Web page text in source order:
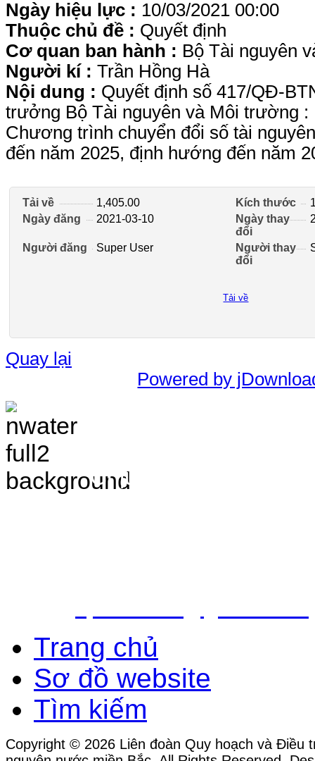
Ngày hiệu lực : 10/03/2021 00:00
Thuộc chủ đề : Quyết định
Cơ quan ban hành : Bộ Tài nguyên
Người kí : Trần Hồng Hà
Nội dung : Quyết định số 417/QĐ-
trưởng Bộ Tài nguyên và Môi trường :
Chương trình chuyển đổi số tài
đến năm 2025, định hướng đến năm
Tải về 1,405.00 Kích thước
Ngày đăng
2021-03-10
Ngày thay
đổi
Người đăng Super User
Người thay
đổi
Tải về
Quay lại
Powered by
Chịu trách nhiệm nội
Trang chủ
Sơ đồ website
Tìm kiếm
Copyright © 2026 Liên đoàn Quy hoạch và Điều